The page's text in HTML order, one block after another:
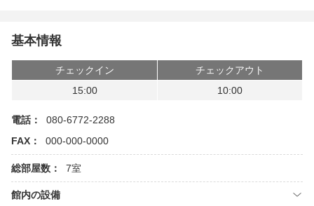
基本情報
チェックイン
チェックアウト
15:00
10:00
電話：
080-6772-2288
FAX：
000-000-0000
総部屋数： 7室
館内の設備